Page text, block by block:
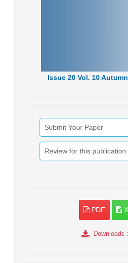
Issue 20 Vol. 10
Submit Your Paper
Review for this publication
PDF
Downloads